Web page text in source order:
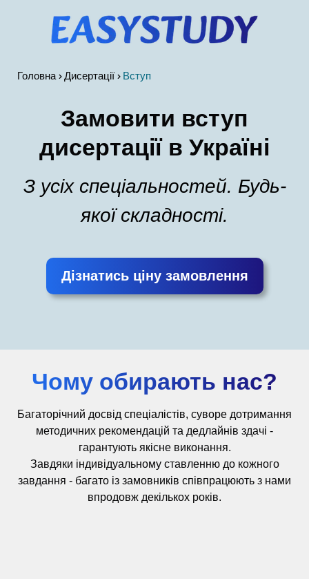
Замовити вступ
дисертації в Україні
З усіх спеціальностей. Будь-
якої складності.
Дізнатись ціну замовлення
Головна Дисертації Вступ
Чому обирають нас?
Багаторічний досвід спеціалістів, суворе дотримання
методичних рекомендацій та дедлайнів здачі -
гарантують якісне виконання.
Завдяки індивідуальному ставленню до кожного
завдання - багато із замовників співпрацюють з нами
впродовж декількох років.